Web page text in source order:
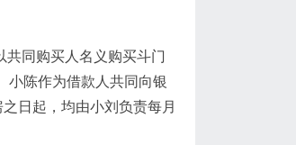
同购买人名义购买斗门
小陈作为借款人共同向银
日起，均由小刘负责每月